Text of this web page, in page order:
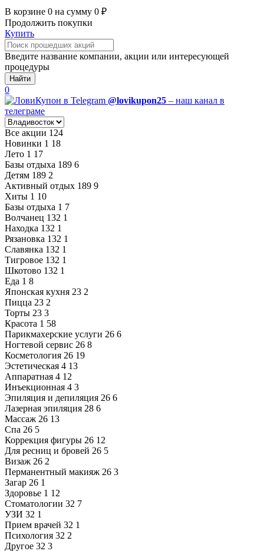
В корзине 0 на сумму 0 ₽
Продолжить покупки
Купить
Введите название компании, акции или интересующей
процедуры
Найти
0
@lovikupon25 – наш канал в
телеграме
Все акции 124
Новинки 1 18
Лето 1 17
Базы отдыха 189 6
Детям 189 2
Активный отдых 189 9
Хиты 1 10
Базы отдыха 1 7
Волчанец 132 1
Находка 132 1
Рязановка 132 1
Славянка 132 1
Тигровое 132 1
Шкотово 132 1
Еда 1 8
Японская кухня 23 2
Пицца 23 2
Торты 23 3
Красота 1 58
Парикмахерские услуги 26 6
Ногтевой сервис 26 8
Косметология 26 19
Эстетическая 4 13
Аппаратная 4 12
Инъекционная 4 3
Эпиляция и депиляция 26 6
Лазерная эпиляция 28 6
Массаж 26 13
Спа 26 5
Коррекция фигуры 26 12
Для ресниц и бровей 26 5
Визаж 26 2
Перманентный макияж 26 3
Загар 26 1
Здоровье 1 12
Стоматологии 32 7
УЗИ 32 1
Прием врачей 32 1
Психология 32 2
Другое 32 3